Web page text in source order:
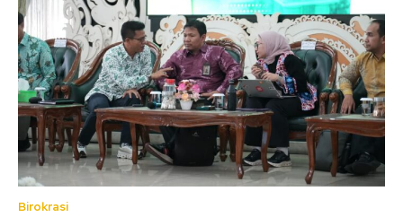
Birokrasi